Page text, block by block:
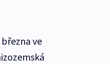
ve